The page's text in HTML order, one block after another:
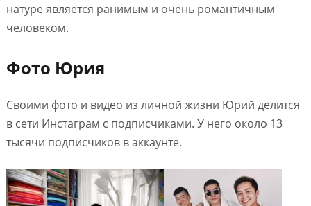
натуре является ранимым и очень романтичным
человеком.
Фото Юрия
Своими фото и видео из личной жизни Юрий делится
в сети Инстаграм с подписчиками. У него около 13
тысячи подписчиков в аккаунте.